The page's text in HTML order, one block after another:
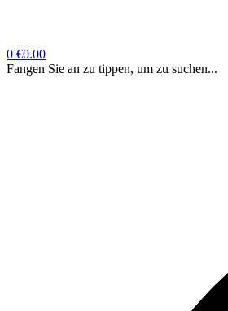
0 €0.00
Fangen Sie an zu tippen, um zu suchen...